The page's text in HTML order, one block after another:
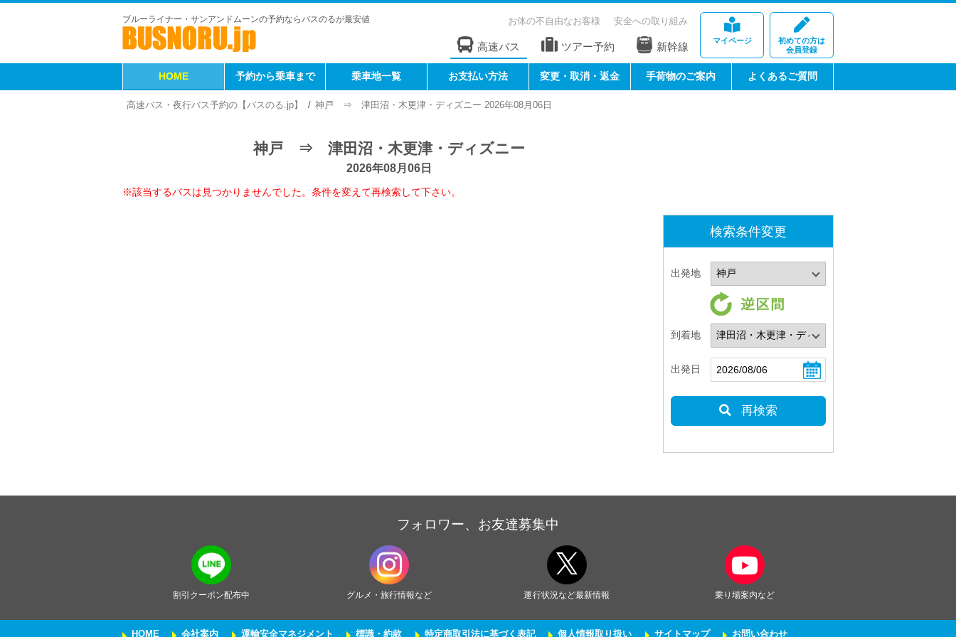
ブルーライナー・サンアンドムーンの予約ならバスのるが最安値
マイページ
初めての方は
会員登録
お体の不自由なお客様 安全への取り組み
高速バス ツアー予約 新幹線
HOME 予約から乗車まで 乗車地一覧 お支払い方法 変更・取消・返金 手荷物のご案内 よくあるご質問
高速バス・夜行バス予約の【バスのる.jp】 神戸 ⇒ 津田沼・木更津・ディズニー 2026年08月06日
神戸 ⇒ 津田沼・木更津・ディズニー
2026年08月06日
※該当するバスは見つかりませんでした。条件を変えて再検索して下さい。
検索条件変更
出発地
到着地
出発日
再検索
フォロワー、お友達募集中
割引クーポン配布中 グルメ・旅行情報など 運行状況など最新情報 乗り場案内など
HOME 会社案内 運輸安全マネジメント 標識・約款 特定商取引法に基づく表記 個人情報取り扱い サイトマップ お問い合わせ